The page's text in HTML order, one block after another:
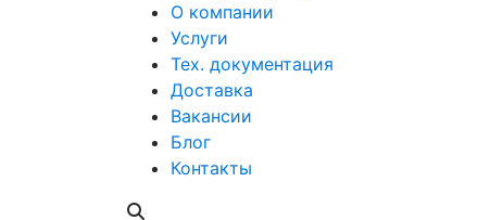
О компании
Услуги
Тех. документация
Доставка
Вакансии
Блог
Контакты